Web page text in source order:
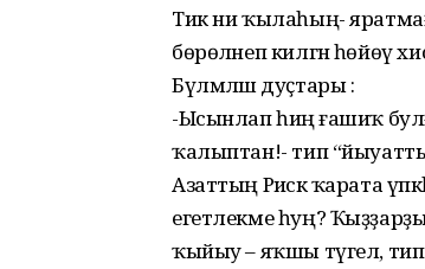
Тик ни ҡылаһың-
бөрөләнеп килгән һөйөү
Бүлмәләш дуҫтары :
-Ысынлап һиңә ғашиҡ
ҡалыптан!- тип
Азаттың Рәискә ҡарата
егетлекме һуң?
ҡыйыу – яҡшы түгел,